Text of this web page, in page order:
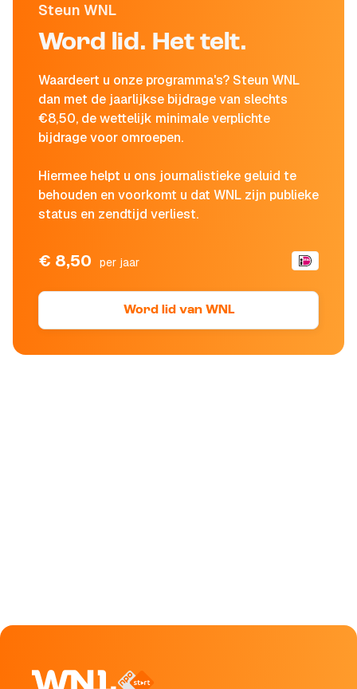
Steun WNL
Word lid. Het telt.
Waardeert u onze programma's? Steun WNL
dan met de jaarlijkse bijdrage van slechts
€8,50, de wettelijk minimale verplichte
bijdrage voor omroepen.
Hiermee helpt u ons journalistieke geluid te
behouden en voorkomt u dat WNL zijn publieke
status en zendtijd verliest.
€ 8,50 per jaar
Word lid van WNL